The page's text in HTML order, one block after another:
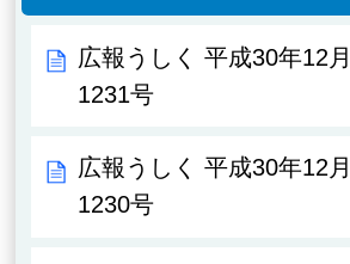
広報うしく 平成30年12
1231号
広報うしく 平成30年12
1230号